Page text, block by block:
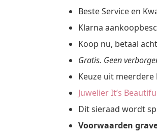
Beste Service en
Klarna
Koop nu, betaal
Gratis. Geen
Keuze uit
Juwelier It’s
Dit sieraad wordt
Voorwaarden